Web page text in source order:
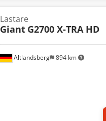
Altlandsberg 894 km
Lastare
Giant G2700 X-TRA HD